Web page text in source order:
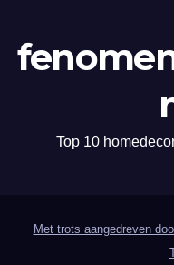
Top 10
Met trots aangedreven